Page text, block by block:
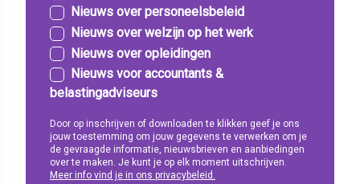
Nieuws over personeelsbeleid
Nieuws over welzijn op het werk
Nieuws over opleidingen
Nieuws voor accountants &
belastingadviseurs
Door op inschrijven of downloaden te klikken geef je ons
jouw toestemming om jouw gegevens te verwerken om je
de gevraagde informatie, nieuwsbrieven en aanbiedingen
over te maken. Je kunt je op elk moment uitschrijven.
Meer info vind je in ons privacybeleid.